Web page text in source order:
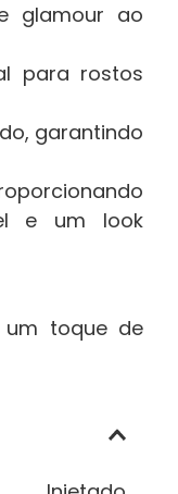
glamour ao
para rostos
garantindo
e um look
um toque de